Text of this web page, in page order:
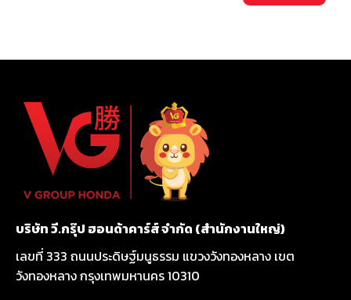
บริษัท วี.กรุ๊ป ฮอนด้าคาร์ส์ จำกัด (สำนักงานใหญ่)
เลขที่ 333 ถนนประดิษฐ์มนูธรรม แขวงวังทองหลาง เขต
วังทองหลาง กรุงเทพมหานคร 10310